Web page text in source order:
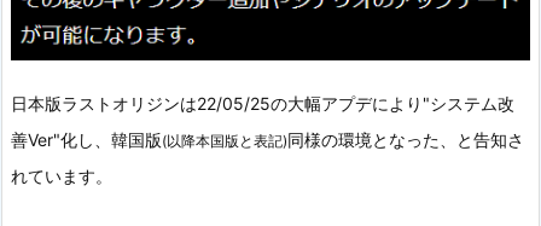
日本版ラストオリジンは22/05/25の大幅アプデにより"システム改
善Ver"化し、韓国版(以降本国版と表記)同様の環境となった、と告知さ
れています。